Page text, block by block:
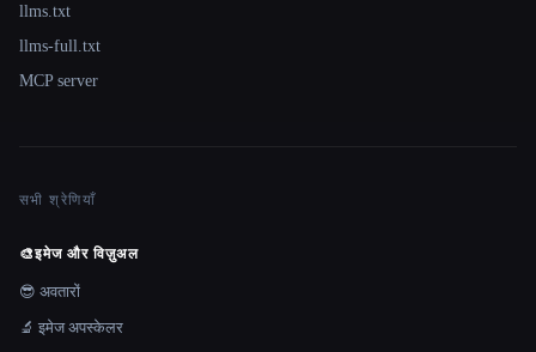
llms.txt
llms-full.txt
MCP server
सभी श्रेणियाँ
🎨इमेज और विज़ुअल
😎 अवतारों
🔬 इमेज अपस्केलर